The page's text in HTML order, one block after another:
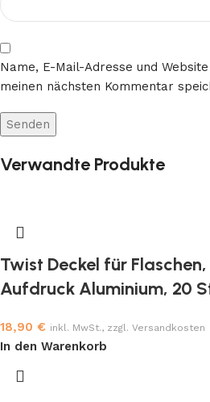
Name, E-Mail-Adresse und
meinen nächsten Kommentar
Verwandte Produkte
Twist Deckel für
Aufdruck Aluminium, 20
18,90 € inkl. MwSt., zzgl. Versandkosten
In den Warenkorb